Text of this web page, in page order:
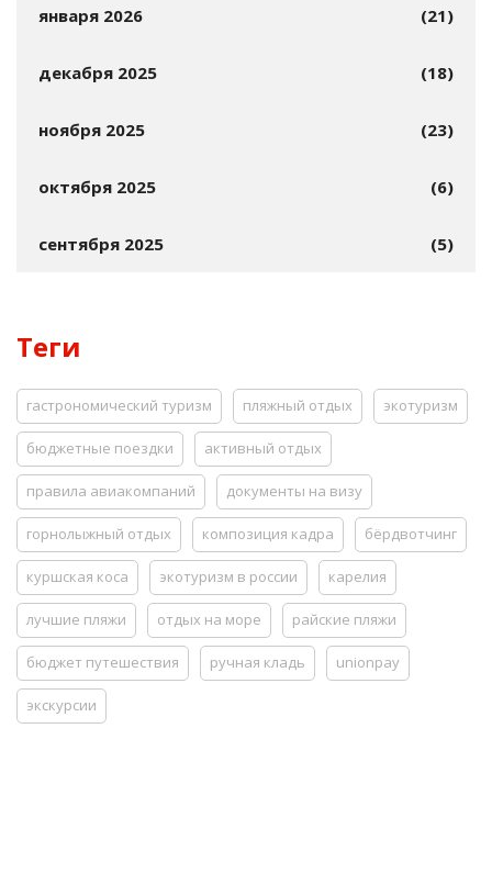
января 2026 (21)
декабря 2025 (18)
ноября 2025 (23)
октября 2025 (6)
сентября 2025 (5)
Теги
гастрономический туризм пляжный отдых экотуризм
бюджетные поездки активный отдых
правила авиакомпаний документы на визу
горнолыжный отдых композиция кадра бёрдвотчинг
куршская коса экотуризм в россии карелия
лучшие пляжи отдых на море райские пляжи
бюджет путешествия ручная кладь unionpay
экскурсии